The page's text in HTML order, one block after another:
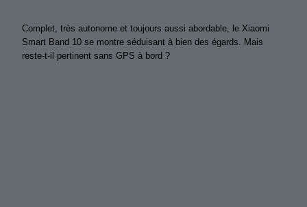
Complet, très autonome et toujours aussi abordable, le Xiaomi
Smart Band 10 se montre séduisant à bien des égards. Mais
reste-t-il pertinent sans GPS à bord ?